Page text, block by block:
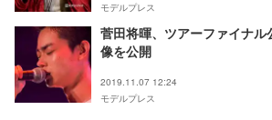
モデルプレス
菅田将暉、ツアーファイナ
像を公開
2019.11.07 12:24
モデルプレス